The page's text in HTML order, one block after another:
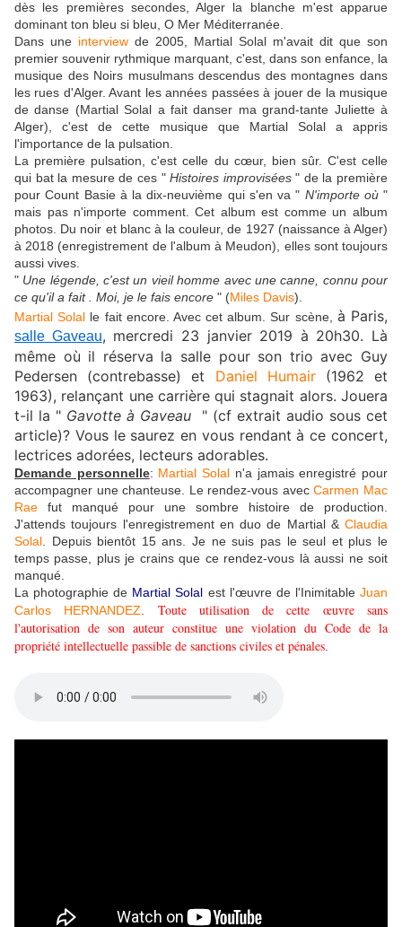
dès les premières secondes, Alger la blanche m'est apparue
dominant ton bleu si bleu, O Mer Méditerranée.
Dans une interview de 2005, Martial Solal m'avait dit que son
premier souvenir rythmique marquant, c'est, dans son enfance, la
musique des Noirs musulmans descendus des montagnes dans
les rues d'Alger. Avant les années passées à jouer de la musique
de danse (Martial Solal a fait danser ma grand-tante Juliette à
Alger), c'est de cette musique que Martial Solal a appris
l'importance de la pulsation.
La première pulsation, c'est celle du cœur, bien sûr. C'est celle
qui bat la mesure de ces "Histoires improvisées" de la première
pour Count Basie à la dix-neuvième qui s'en va " N'importe où"
mais pas n'importe comment. Cet album est comme un album
photos. Du noir et blanc à la couleur, de 1927 (naissance à Alger)
à 2018 (enregistrement de l'album à Meudon), elles sont toujours
aussi vives.
" Une légende, c'est un vieil homme avec une canne, connu pour
ce qu'il a fait . Moi, je le fais encore " (Miles Davis).
Martial Solal le fait encore. Avec cet album. Sur scène, à Paris,
salle Gaveau, mercredi 23 janvier 2019 à 20h30. Là
même où il réserva la salle pour son trio avec Guy
Pedersen (contrebasse) et Daniel Humair(1962 et
1963), relançant une carrière qui stagnait alors. Jouera
t-il la " Gavotte à Gaveau " (cf extrait audio sous cet
article)? Vous le saurez en vous rendant à ce concert,
lectrices adorées, lecteurs adorables.
Demande personnelle: Martial Solal n'a jamais enregistré pour
accompagner une chanteuse. Le rendez-vous avecCarmen Mac
Rae fut manqué pour une sombre histoire de production.
J'attends toujours l'enregistrement en duo de Martial & Claudia
Solal . Depuis bientôt 15 ans. Je ne suis pas le seul et plus le
temps passe, plus je crains que ce rendez-vous là aussi ne soit
manqué.
La photographie de Martial Solal est l'œuvre de l'InimitableJuan
Carlos HERNANDEZ
Toute utilisation de cette œuvre sans
l'autorisation de son auteur constitue une violation du Code de la
propriété intellectuelle passible de sanctions civiles et pénales